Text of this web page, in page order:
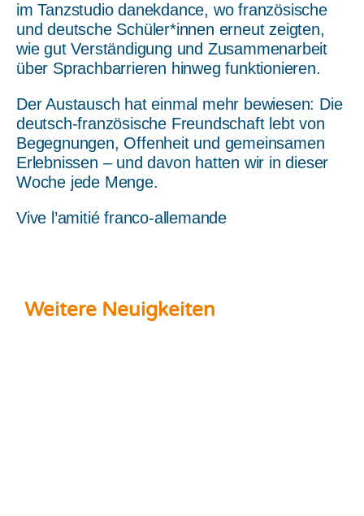
im Tanzstudio danekdance, wo französische
und deutsche Schüler*innen erneut zeigten,
wie gut Verständigung und Zusammenarbeit
über Sprachbarrieren hinweg funktionieren.
Der Austausch hat einmal mehr bewiesen: Die
deutsch-französische Freundschaft lebt von
Begegnungen, Offenheit und gemeinsamen
Erlebnissen – und davon hatten wir in dieser
Woche jede Menge.
Vive l’amitié franco-allemande
Weitere Neuigkeiten